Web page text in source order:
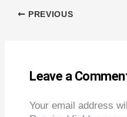
PREVIOUS
Leave a
Your email address